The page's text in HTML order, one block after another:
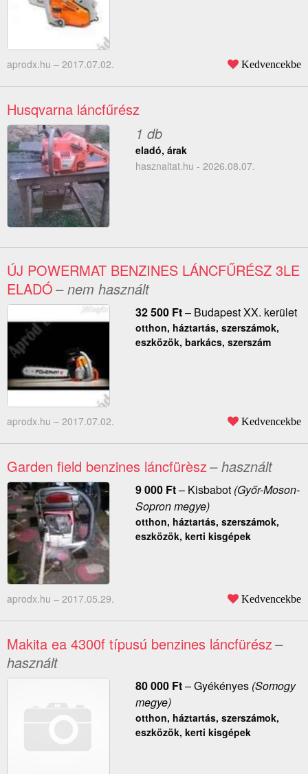
aprodx.hu – 2017.07.02. Kedvencekbe
Husqvarna láncfűrész
1 db
eladó, árak
hasznaltat.hu - 2026.08.07.
ÚJ POWERMAT BENZINES LÁNCFŰRÉSZ 3LE
ELADÓ– nem használt
32 500 Ft– Budapest XX. kerület
otthon, háztartás, szerszámok,
eszközök, barkács, szerszám
aprodx.hu – 2017.07.02. Kedvencekbe
Garden field benzines láncfürèsz– használt
9 000 Ft– Kisbabot(Győr-Moson-
Sopron megye)
otthon, háztartás, szerszámok,
eszközök, kerti kisgépek
aprodx.hu – 2017.05.29. Kedvencekbe
Makita ea 4300f típusú benzines láncfürész–
használt
80 000 Ft–Gyékényes(Somogy
megye)
otthon, háztartás, szerszámok,
eszközök, kerti kisgépek